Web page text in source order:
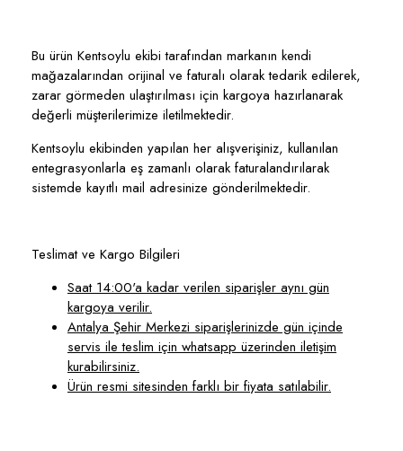
Bu ürün Kentsoylu ekibi tarafından markanın kendi
mağazalarından orijinal ve faturalı olarak tedarik edilerek,
zarar görmeden ulaştırılması için kargoya hazırlanarak
değerli müşterilerimize iletilmektedir.
Kentsoylu ekibinden yapılan her alışverişiniz, kullanılan
entegrasyonlarla eş zamanlı olarak faturalandırılarak
sistemde kayıtlı mail adresinize gönderilmektedir.
Teslimat ve Kargo Bilgileri
Saat 14:00'a kadar verilen siparişler aynı gün
kargoya verilir.
Antalya Şehir Merkezi siparişlerinizde gün içinde
servis ile teslim için whatsapp üzerinden iletişim
kurabilirsiniz.
Ürün resmi sitesinden farklı bir fiyata satılabilir.